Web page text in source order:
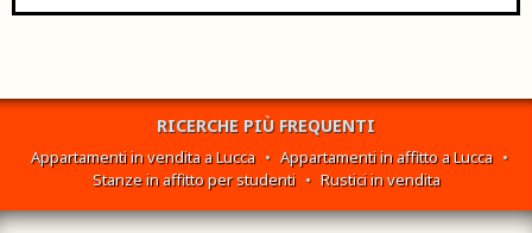
RICERCHE PIÙ FREQUENTI
Appartamenti in vendita a Lucca • Appartamenti in affitto a Lucca •
Stanze in affitto per studenti • Rustici in vendita